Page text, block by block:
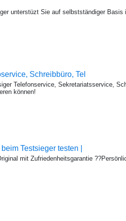
unterstüzt Sie auf selbstständiger Basis
Schreibbüro, Tel
Telefonservice, Sekretariatsservice,
können!
Testsieger testen |
mit Zufriedenheitsgarantie